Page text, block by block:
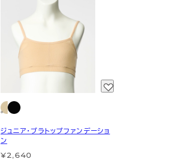
ジュニア・ブラトップファンデーショ
ン
¥2,640